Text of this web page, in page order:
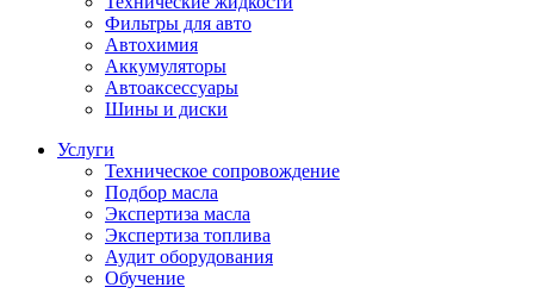
Фильтры для авто
Автохимия
Аккумуляторы
Автоаксессуары
Шины и диски
Услуги
Техническое сопровождение
Подбор масла
Экспертиза масла
Экспертиза топлива
Аудит оборудования
Обучение